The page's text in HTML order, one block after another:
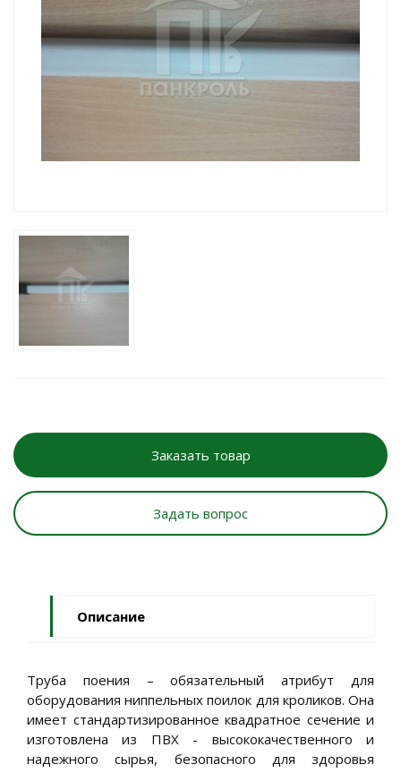
Заказать товар
Задать вопрос
Описание
Труба поения – обязательный атрибут для
оборудования ниппельных поилок для кроликов. Она
имеет стандартизированное квадратное сечение и
изготовлена из ПВХ - высококачественного и
надежного сырья, безопасного для здоровья